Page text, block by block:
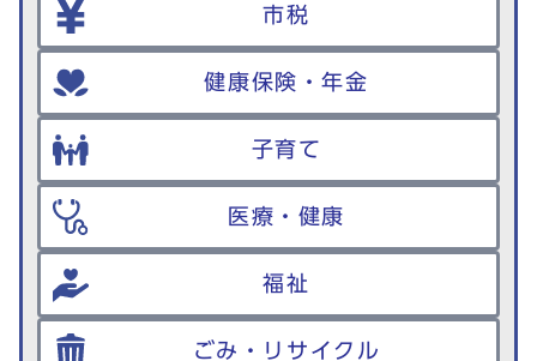
市税
健康保険・年金
子育て
医療・健康
福祉
ごみ・リサイクル